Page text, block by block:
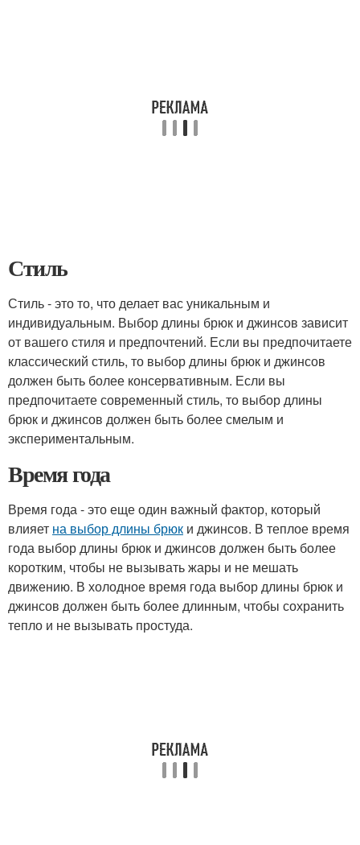
Стиль
Стиль - это то, что делает вас уникальным и
индивидуальным. Выбор длины брюк и джинсов зависит
от вашего стиля и предпочтений. Если вы предпочитаете
классический стиль, то выбор длины брюк и джинсов
должен быть более консервативным. Если вы
предпочитаете современный стиль, то выбор длины
брюк и джинсов должен быть более смелым и
экспериментальным.
Время года
Время года - это еще один важный фактор, который
влияет на выбор длины брюк и джинсов. В теплое время
года выбор длины брюк и джинсов должен быть более
коротким, чтобы не вызывать жары и не мешать
движению. В холодное время года выбор длины брюк и
джинсов должен быть более длинным, чтобы сохранить
тепло и не вызывать простуда.